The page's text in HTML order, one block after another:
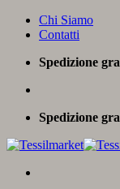
Salta
Chi Siamo
Contatti
Spedizione
Spedizione